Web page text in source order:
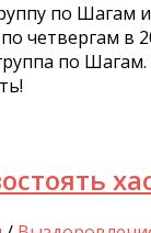
по Шагам
четвергам в
по